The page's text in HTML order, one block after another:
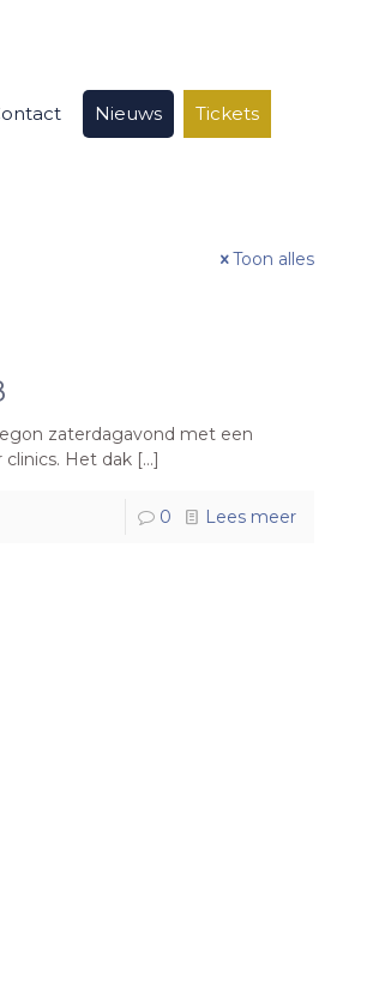
Nieuws Tickets
Toon alles
zaterdagavond met een
Het dak […]
0 Lees meer